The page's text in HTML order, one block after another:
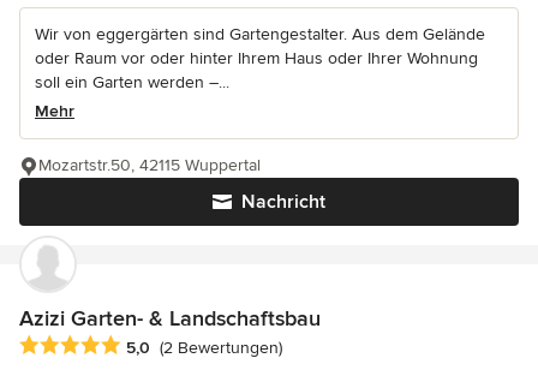
Wir von eggergärten sind Gartengestalter. Aus dem Gelände
oder Raum vor oder hinter Ihrem Haus oder Ihrer Wohnung
soll ein Garten werden –...
Mehr
Nachricht
Mozartstr.50, 42115 Wuppertal
Azizi Garten- & Landschaftsbau
Durchschnittliche Bewertung: 5 von 5 Sternen
5,0 (2 Bewertungen)